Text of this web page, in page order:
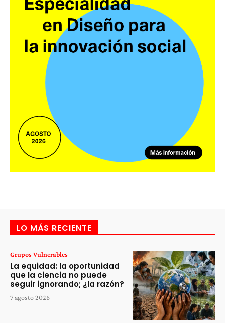
LO MÁS RECIENTE
Grupos Vulnerables
La equidad: la oportunidad
que la ciencia no puede
seguir ignorando; ¿la razón?
7 agosto 2026